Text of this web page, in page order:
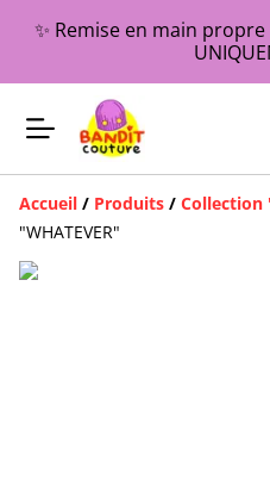
✨ Remise en main propre
Accueil / Produits / Collection
"WHATEVER"